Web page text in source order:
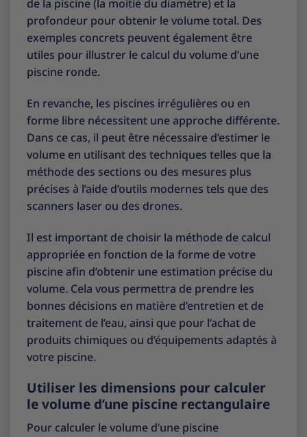
de la piscine (la moitié du diamètre) et la
profondeur pour obtenir le volume total. Des
exemples concrets peuvent également être
utiles pour illustrer le calcul du volume d’une
piscine ronde.
En revanche, les piscines irrégulières ou en
forme libre nécessitent une approche différente.
Dans ce cas, il peut être nécessaire d’estimer le
volume en utilisant des techniques telles que la
méthode des sections ou des mesures plus
précises à l’aide d’outils modernes tels que des
scanners laser ou des drones.
Il est important de choisir la méthode de calcul
appropriée en fonction de la forme de votre
piscine afin d’obtenir une estimation précise du
volume. Cela vous permettra de prendre les
bonnes décisions en matière d’entretien et de
traitement de l’eau, ainsi que pour l’achat de
produits chimiques ou d’équipements adaptés à
votre piscine.
Utiliser les dimensions pour calculer
le volume d’une piscine rectangulaire
Pour calculer le volume d’une piscine